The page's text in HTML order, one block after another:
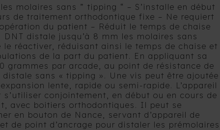
molaires sans ” tipping “ – S’installe en début
de traitement orthodontique fixe – Ne requiert
du patient – Réduit le temps de chaise
DNT distale jusqu’à 8 mm les molaires sans
le réactiver, réduisant ainsi le temps de chaise et
de la part du patient. En appliquant sa
grammes par arcade, au point de résistance de
sans « tipping ». Une vis peut être ajoutée
lente, rapide ou semi-rapide. L’appareil
s’utiliser conjointement, en début ou en cours de
avec boitiers orthodontiques. Il peut se
en bouton de Nance, servant d’appareil de
de point d’ancrage pour distaler les